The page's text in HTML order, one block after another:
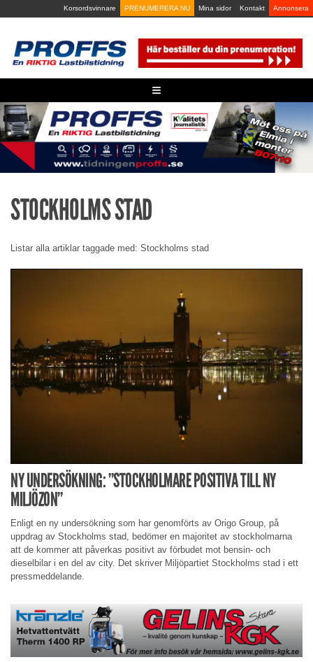
to
Korsordsvinnare PRENUMERERA NU Mina sidor Kontakt Annonsera
≡
STOCKHOLMS STAD
Listar alla artiklar taggade med: Stockholms stad
NY UNDERSÖKNING: ”STOCKHOLMARE POSITIVA TILL NY
MILJÖZON”
Enligt en ny undersökning som har genomförts av Origo Group, på
uppdrag av Stockholms stad, bedömer en majoritet av stockholmarna
att de kommer att påverkas positivt av förbudet mot bensin- och
dieselbilar i en del av city. Det skriver Miljöpartiet Stockholms stad i ett
pressmeddelande.